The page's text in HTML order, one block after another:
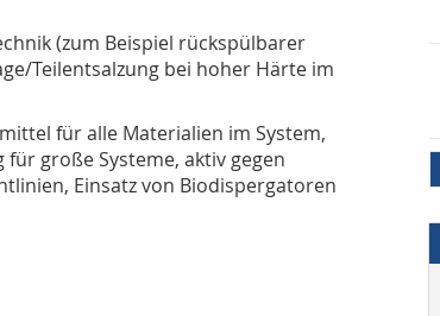
(zum Beispiel rückspülbarer
Teilentsalzung bei hoher Härte im
für alle Materialien im System,
große Systeme, aktiv gegen
Einsatz von Biodispergatoren